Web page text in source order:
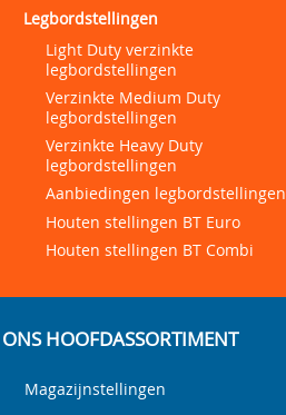
Legbordstellingen
Light Duty verzinkte
legbordstellingen
Verzinkte Medium Duty
legbordstellingen
Verzinkte Heavy Duty
legbordstellingen
Aanbiedingen legbordstellingen
Houten stellingen BT Euro
Houten stellingen BT Combi
ONS HOOFDASSORTIMENT
Magazijnstellingen